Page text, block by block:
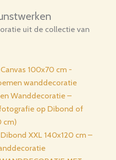
uit de collectie van
100x70 cm -
wanddecoratie
Wanddecoratie –
op Dibond of
cm)
XXL 140x120 cm –